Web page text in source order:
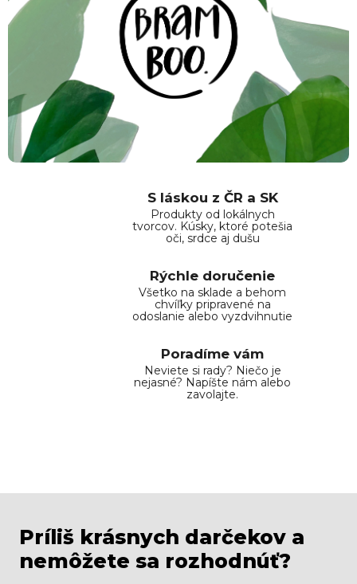
S láskou z ČR a SK
Produkty od lokálnych
tvorcov. Kúsky, ktoré potešia
oči, srdce aj dušu
Rýchle doručenie
Všetko na sklade a behom
chvíľky pripravené na
odoslanie alebo vyzdvihnutie
Poradíme vám
Neviete si rady? Niečo je
nejasné? Napíšte nám alebo
zavolajte.
Príliš krásnych darčekov a
nemôžete sa rozhodnúť?